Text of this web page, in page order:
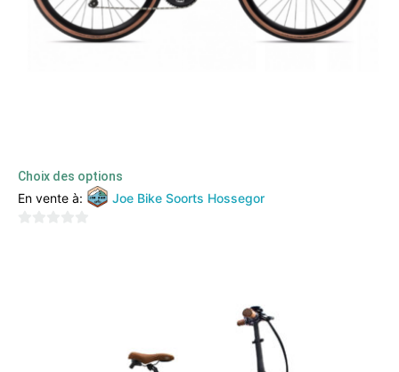
Choix des options
En vente à: Joe Bike Soorts Hossegor